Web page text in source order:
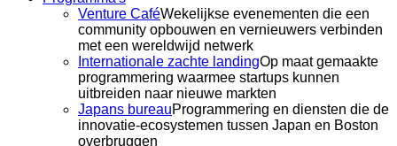
Venture CaféWekelijkse evenementen die een
community opbouwen en vernieuwers verbinden
met een wereldwijd netwerk
Internationale zachte landingOp maat gemaakte
programmering waarmee startups kunnen
uitbreiden naar nieuwe markten
Japans bureauProgrammering en diensten die de
innovatie-ecosystemen tussen Japan en Boston
overbruggen